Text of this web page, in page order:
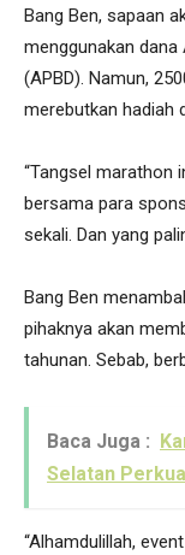
Bang Ben, sapaan
menggunakan dana
(APBD). Namun,
merebutkan hadiah
“Tangsel marathon
bersama para
sekali. Dan yang
Bang Ben
pihaknya akan
tahunan. Sebab,
Baca Juga :
Selatan
“Alhamdulillah,